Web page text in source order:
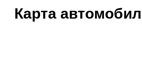
Карта